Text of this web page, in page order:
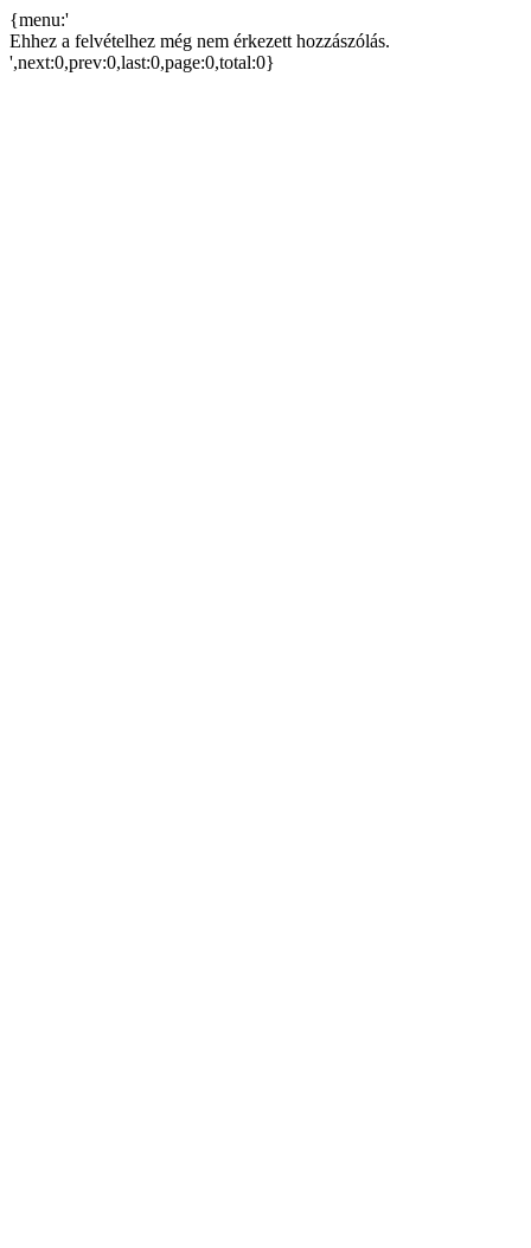
{menu:'
Ehhez a felvételhez még nem érkezett hozzászólás.
',next:0,prev:0,last:0,page:0,total:0}